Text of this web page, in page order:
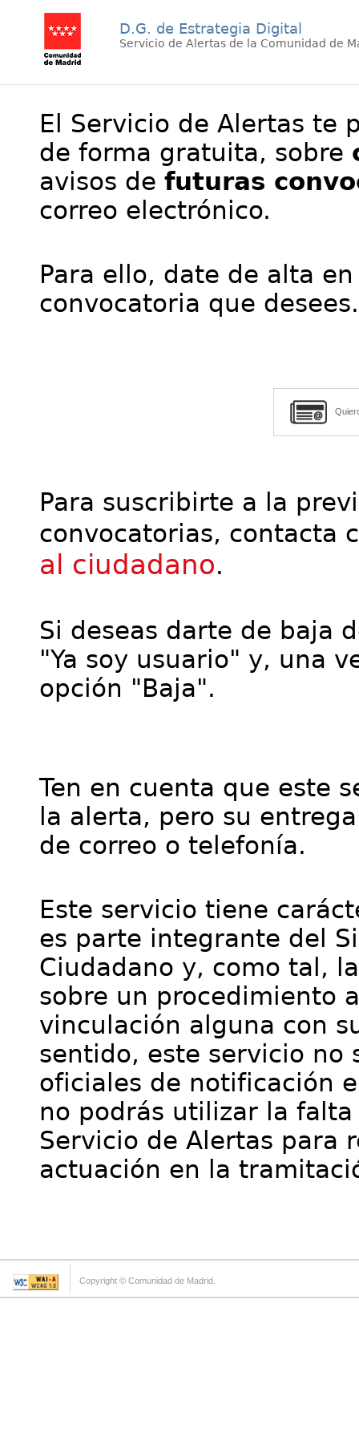
D.G. de Estrategia Digital
Servicio de Alertas de la Comunidad de
El Servicio de Alertas te
de forma gratuita, sobre
avisos de futuras
correo electrónico.
Para ello, date de alta
convocatoria que desees.
Para suscribirte a la
convocatorias, contacta
al ciudadano.
Si deseas darte de baja
"Ya soy usuario" y, una
opción "Baja".
Ten en cuenta que este
la alerta, pero su
de correo o telefonía.
Este servicio tiene
es parte integrante del
Ciudadano y, como tal,
sobre un procedimiento
vinculación alguna con
sentido, este servicio no
oficiales de notificación
no podrás utilizar la
Servicio de Alertas para
actuación en la
Copyright © Comunidad de Madrid.